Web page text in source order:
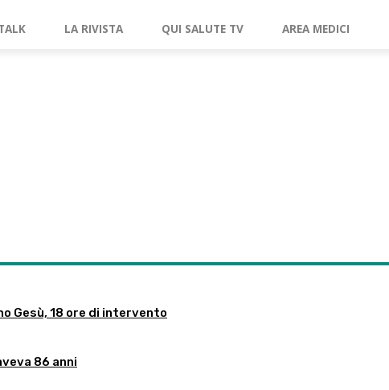
LA RIVISTA QUI SALUTE TV AREA MEDICI
Gesù, 18 ore di intervento
86 anni